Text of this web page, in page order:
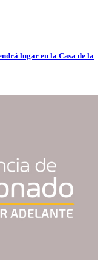
lugar en la Casa de la